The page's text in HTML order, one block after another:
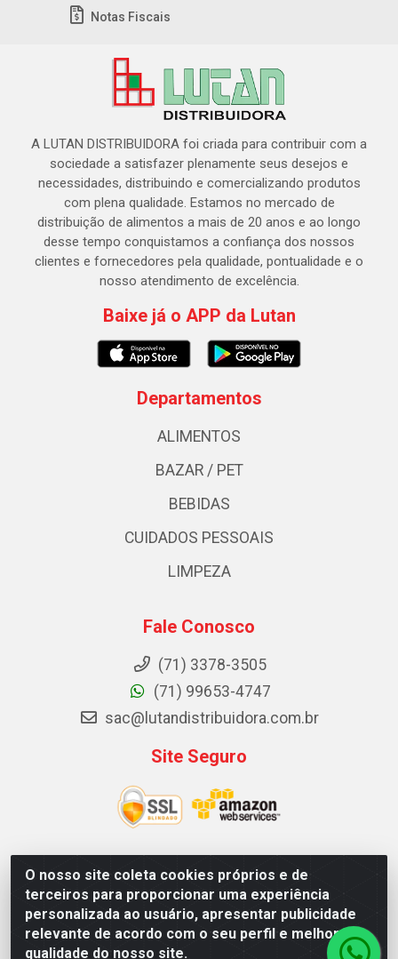
O nosso site coleta cookies próprios e de
terceiros para proporcionar uma experiência
personalizada ao usuário, apresentar publicidade
relevante de acordo com o seu perfil e melhorar a
qualidade do nosso site.
Notas Fiscais
A LUTAN DISTRIBUIDORA foi criada para contribuir com a
sociedade a satisfazer plenamente seus desejos e
necessidades, distribuindo e comercializando produtos
com plena qualidade. Estamos no mercado de
distribuição de alimentos a mais de 20 anos e ao longo
desse tempo conquistamos a confiança dos nossos
clientes e fornecedores pela qualidade, pontualidade e o
nosso atendimento de excelência.
Baixe já o APP da Lutan
Departamentos
ALIMENTOS
BAZAR / PET
BEBIDAS
CUIDADOS PESSOAIS
LIMPEZA
Fale Conosco
(71) 3378-3505
(71) 99653-4747
sac@lutandistribuidora.com.br
Site Seguro
Lutan Distribuidora - Rua Dr. Gerino Souza Filho, 1525 -
Itinga - Lauro de Freitas / BA - CEP 42700-000 - CNPJ
05.156.713/0001-62